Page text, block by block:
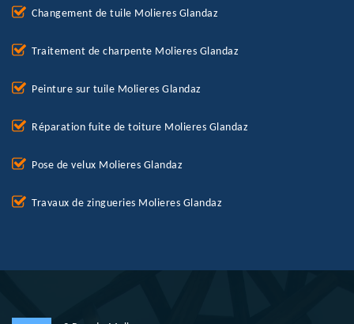
Changement de tuile Molieres Glandaz
Traitement de charpente Molieres Glandaz
Peinture sur tuile Molieres Glandaz
Réparation fuite de toiture Molieres Glandaz
Pose de velux Molieres Glandaz
Travaux de zingueries Molieres Glandaz